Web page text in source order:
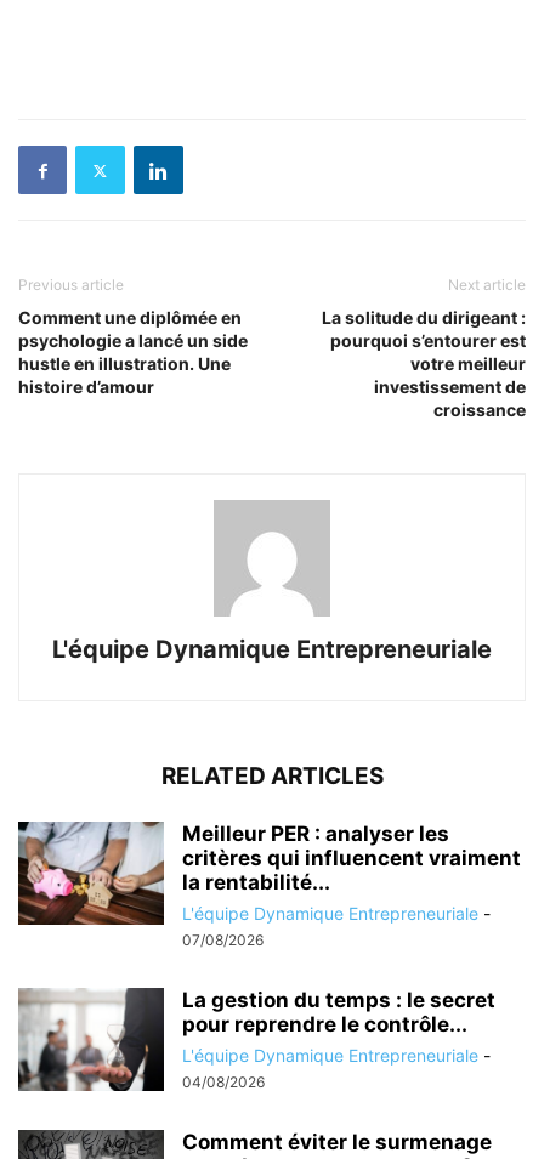
Previous article
Comment une diplômée en
psychologie a lancé un side
hustle en illustration. Une
histoire d’amour
Next article
La solitude du dirigeant :
pourquoi s’entourer est
votre meilleur
investissement de
croissance
L'équipe Dynamique Entrepreneuriale
RELATED ARTICLES
Meilleur PER : analyser les
critères qui influencent vraiment
la rentabilité...
L'équipe Dynamique Entrepreneuriale -
07/08/2026
La gestion du temps : le secret
pour reprendre le contrôle...
L'équipe Dynamique Entrepreneuriale -
04/08/2026
Comment éviter le surmenage